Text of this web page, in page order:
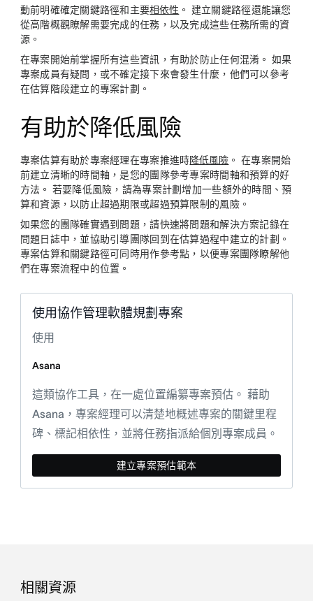
動前明確確定關鍵路徑和主要相依性 。 建立關鍵路徑還能讓您
從高階概觀瞭解需要完成的任務，以及完成這些任務所需的資
源。
在專案開始前掌握所有這些資訊，有助於防止任何混淆。 如果
專案成員有疑問，或不確定接下來會發生什麼，他們可以參考
在估算階段建立的專案計劃。
有助於降低風險
專案估算有助於專案經理在專案推進時降低風險 。 在專案開始
前建立清晰的時間軸，是您的團隊參考專案時間軸和預算的好
方法。 若要降低風險，請為專案計劃增加一些額外的時間、預
算和資源，以防止超過期限或超過預算限制的風險。
如果您的團隊確實遇到問題，請快速將問題和解決方案記錄在
問題日誌中，並協助引導團隊回到在估算過程中建立的計劃。
專案估算和關鍵路徑可同時用作參考點，以便專案團隊瞭解他
們在專案流程中的位置。
使用協作管理軟體規劃專案
使用
Asana
這類協作工具，在一處位置編纂專案預估。 藉助
Asana，專案經理可以清楚地概述專案的關鍵里程
碑、標記相依性，並將任務指派給個別專案成員。
建立專案預估範本
相關資源